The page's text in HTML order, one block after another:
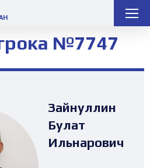
№7747
Зайнуллин
Булат
Ильнарович